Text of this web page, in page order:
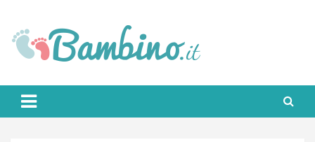
content
Bambino.it